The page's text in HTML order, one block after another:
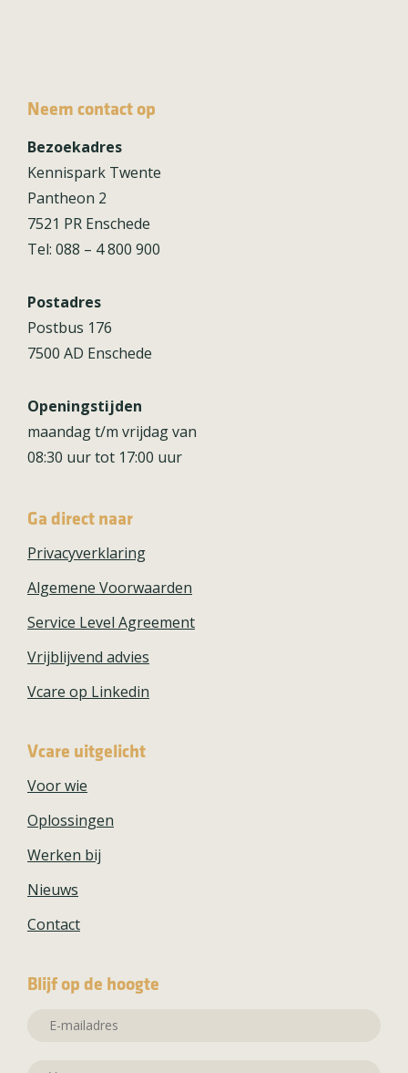
Neem contact op
Bezoekadres
Kennispark Twente
Pantheon 2
7521 PR Enschede
Tel: 088 – 4 800 900
Postadres
Postbus 176
7500 AD Enschede
Openingstijden
maandag t/m vrijdag van
08:30 uur tot 17:00 uur
Ga direct naar
Privacyverklaring
Algemene Voorwaarden
Service Level Agreement
Vrijblijvend advies
Vcare op Linkedin
Vcare uitgelicht
Voor wie
Oplossingen
Werken bij
Nieuws
Contact
Blijf op de hoogte